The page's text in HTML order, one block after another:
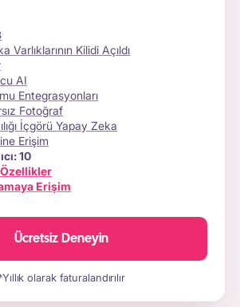
Varlıklarının Kilidi Açıldı
AI
Entegrasyonları
Fotoğraf
İçgörü Yapay Zeka
Erişim
10
Erişim
Ücretsiz Deneyin
olarak faturalandırılır